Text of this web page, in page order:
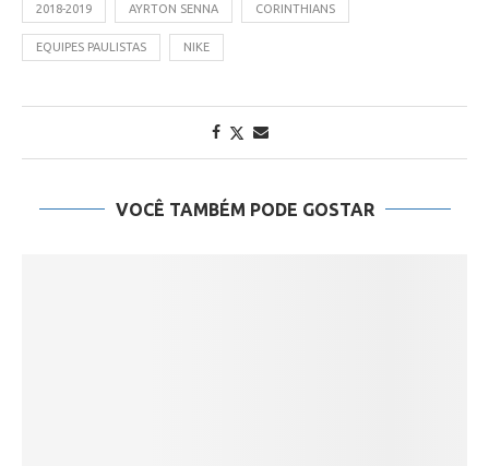
2018-2019 AYRTON SENNA CORINTHIANS
EQUIPES PAULISTAS NIKE
VOCÊ TAMBÉM PODE GOSTAR